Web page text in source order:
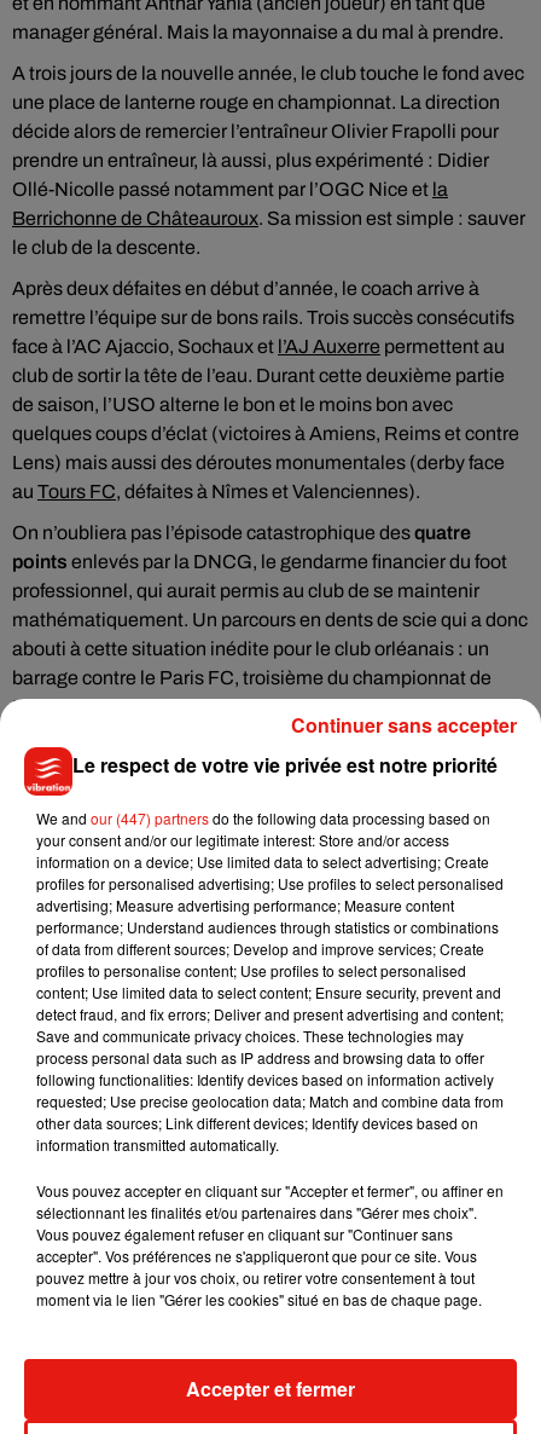
manager général. Mais la mayonnaise a du mal à prendre.
A trois jours de la nouvelle année, le club touche le fond avec
une place de lanterne rouge en championnat. La direction
décide alors de remercier l’entraîneur Olivier Frapolli pour
prendre un entraîneur, là aussi, plus expérimenté : Didier
Ollé-Nicolle passé notamment par l’OGC Nice et la
Berrichonne de Châteauroux. Sa mission est simple : sauver
le club de la descente.
Après deux défaites en début d’année, le coach arrive à
remettre l’équipe sur de bons rails. Trois succès consécutifs
face à l’AC Ajaccio, Sochaux et l’AJ Auxerre permettent au
club de sortir la tête de l’eau. Durant cette deuxième partie
de saison, l’USO alterne le bon et le moins bon avec
quelques coups d’éclat (victoires à Amiens, Reims et contre
Lens) mais aussi des déroutes monumentales (derby face
au Tours FC, défaites à Nîmes et Valenciennes).
On n’oubliera pas l’épisode catastrophique desquatre
points enlevés par la DNCG, le gendarme financier du foot
professionnel, qui aurait permis au club de se maintenir
mathématiquement. Un parcours en dents de scie qui a donc
abouti à cette situation inédite pour le club orléanais : un
barrage contre le Paris FC, troisième du championnat de
National, pour se sauver.
Illustration de la rencontre de National entre l'US Orléans et
le Paris FC en 2011 / Photos: usofoot.com / Fabien Le Marié
Le barrage de Ligue 2 : première édition inédite mais pas
inconnue
Si en France, cette configuration de barrages fait figure de
nouveauté, elle est déjà bien connue de vos voisins
européens. En Allemagne, le troisième de Bundesliga 2
(équivalent de la Ligue 2) doit affronter le club de Bundesliga
(équivalent de la Bundesliga) qui a terminé à
l’antépénultième place du championnat à la fin de la saison.
En Angleterre, le système est un peu plus complexe. Pas de
barrage pour la descente : les trois derniers de Premier
automatiquement. En revanche, en Championship
(équivalent de la Ligue 2), les clubs situés entre la troisième
place et la sixième place, s’affrontent dans un mini-tournoi
sous la forme d’une coupe. Le vainqueur prend la troisième
Le respect de votre vie privée est notre priorité
We and our (447) partnersdo the following data processing based on
your consent and/or our legitimate interest: Store and/or access
information on a device; Use limited data to select advertising; Create
profiles for personalised advertising; Use profiles to select personalised
advertising; Measure advertising performance; Measure content
performance; Understand audiences through statistics or combinations
of data from different sources; Develop and improve services; Create
profiles to personalise content; Use profiles to select personalised
content; Use limited data to select content; Ensure security, prevent and
detect fraud, and fix errors; Deliver and present advertising and content;
Save and communicate privacy choices. These technologies may
process personal data such as IP address and browsing data to offer
following functionalities: Identify devices based on information actively
requested; Use precise geolocation data; Match and combine data from
other data sources; Link different devices; Identify devices based on
information transmitted automatically.
Vous pouvez accepter en cliquant sur "Accepter et fermer", ou affiner en
sélectionnant les finalités et/ou partenaires dans "Gérer mes choix".
Vous pouvez également refuser en cliquant sur "Continuer sans
accepter". Vos préférences ne s'appliqueront que pour ce site. Vous
pouvez mettre à jour vos choix, ou retirer votre consentement à tout
moment via le lien "Gérer les cookies" situé en bas de chaque page.
Accepter et fermer
Continuer sans accepter